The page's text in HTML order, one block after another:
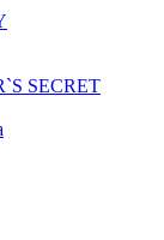
SECRET